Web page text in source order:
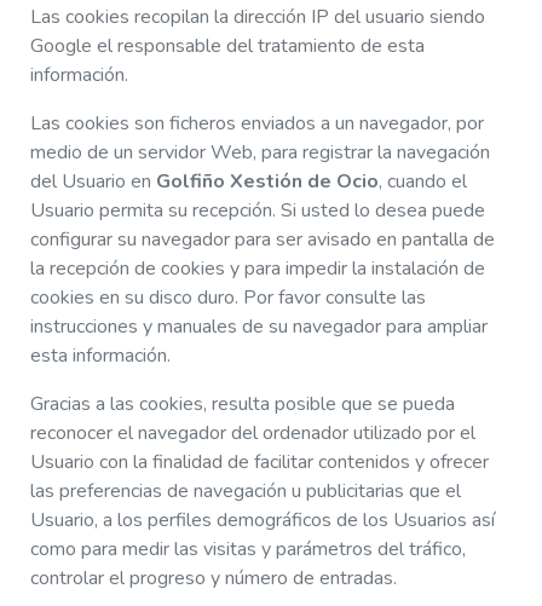
Las cookies recopilan la dirección IP del usuario siendo
Google el responsable del tratamiento de esta
información.
Las cookies son ficheros enviados a un navegador, por
medio de un servidor Web, para registrar la navegación
del Usuario en Golfiño Xestión de Ocio, cuando el
Usuario permita su recepción. Si usted lo desea puede
configurar su navegador para ser avisado en pantalla de
la recepción de cookies y para impedir la instalación de
cookies en su disco duro. Por favor consulte las
instrucciones y manuales de su navegador para ampliar
esta información.
Gracias a las cookies, resulta posible que se pueda
reconocer el navegador del ordenador utilizado por el
Usuario con la finalidad de facilitar contenidos y ofrecer
las preferencias de navegación u publicitarias que el
Usuario, a los perfiles demográficos de los Usuarios así
como para medir las visitas y parámetros del tráfico,
controlar el progreso y número de entradas.